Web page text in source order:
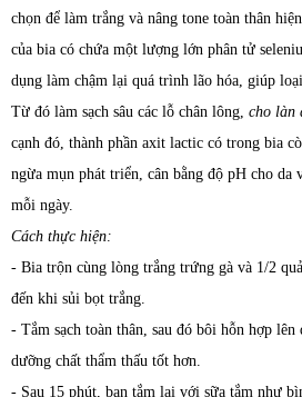
chọn để làm trắng và nâng tone toàn thân
của bia có chứa một lượng lớn phân tử
dụng làm chậm lại quá trình lão hóa, giúp
Từ đó làm sạch sâu các lỗ chân lông, cho làn
cạnh đó, thành phần axit lactic có trong bia
ngừa mụn phát triển, cân bằng độ pH cho da
mỗi ngày.
Cách thực hiện:
- Bia trộn cùng lòng trắng trứng gà và 1/2
đến khi sủi bọt trắng.
- Tắm sạch toàn thân, sau đó bôi hỗn hợp lên
dưỡng chất thẩm thấu tốt hơn.
- Sau 15 phút, bạn tắm lại với sữa tắm như